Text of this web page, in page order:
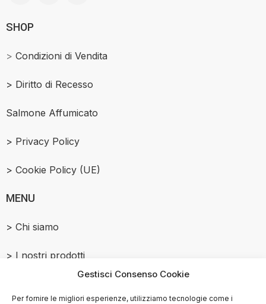
Gestisci Consenso Cookie
Per fornire le migliori esperienze, utilizziamo tecnologie come i
SHOP
> Condizioni di Vendita
> Diritto di Recesso
Salmone Affumicato
> Privacy Policy
> Cookie Policy (UE)
MENU
> Chi siamo
> I nostri prodotti